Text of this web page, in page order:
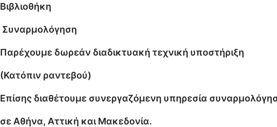
Βιβλιοθήκη
Συναρμολόγηση
Παρέχουμε δωρεάν διαδικτυακή τεχνική υποστήριξη
(Κατόπιν ραντεβού)
Επίσης διαθέτουμε συνεργαζόμενη υπηρεσία
σε Αθήνα, Αττική και Μακεδονία.